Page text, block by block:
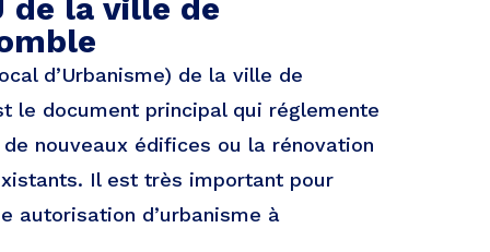
de la ville de
d’Urbanisme) de la ville de
le document principal qui réglemente
nouveaux édifices ou la rénovation
Il est très important pour
autorisation d’urbanisme à